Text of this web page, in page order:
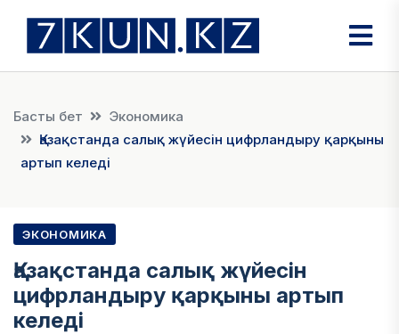
Басты бет
Экономика
Қазақстанда салық жүйесін цифрландыру қарқыны
артып келеді
ЭКОНОМИКА
Қазақстанда салық жүйесін
цифрландыру қарқыны артып
келеді